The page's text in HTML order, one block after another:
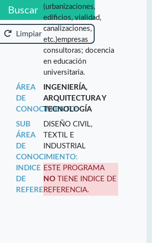
Buscar
Limpiar
(urbanizaciones,
edificios, vialidad,
canalizaciones,
etc.)empresas
consultoras; docencia
en educación
universitaria.
ÁREA
DE
CONOCIMIENTO:
INGENIERÍA,
ARQUITECTURA Y
TECNOLOGÍA
SUB
ÁREA
DE
CONOCIMIENTO:
DISEÑO CIVIL,
TEXTIL E
INDUSTRIAL
INDICE
DE
REFERENCIA:
ESTE PROGRAMA
NO TIENE INDICE DE
REFERENCIA.